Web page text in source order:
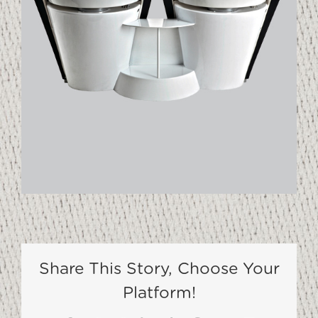
Share This Story, Choose Your
Platform!